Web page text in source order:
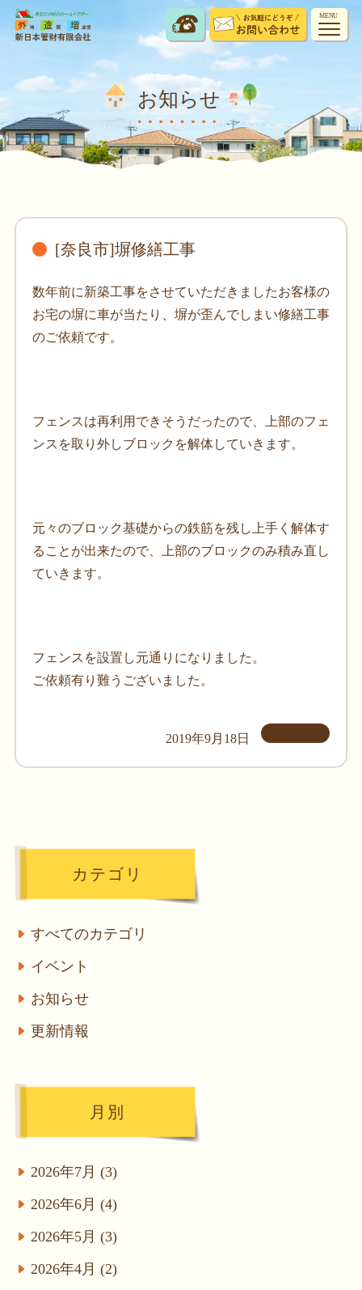
MENU
お知らせ
[奈良市]塀修繕工事
数年前に新築工事をさせていただきましたお客様の
お宅の塀に車が当たり、塀が歪んでしまい修繕工事
のご依頼です。
フェンスは再利用できそうだったので、上部のフェ
ンスを取り外しブロックを解体していきます。
元々のブロック基礎からの鉄筋を残し上手く解体す
ることが出来たので、上部のブロックのみ積み直し
ていきます。
フェンスを設置し元通りになりました。
ご依頼有り難うございました。
2019年9月18日
カテゴリ
すべてのカテゴリ
イベント
お知らせ
更新情報
月別
2026年7月 (3)
2026年6月 (4)
2026年5月 (3)
2026年4月 (2)